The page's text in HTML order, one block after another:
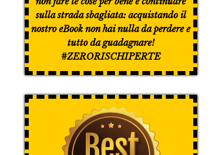
sulla strada sbagliata: acquistando il
nostro eBook non hai nulla da perdere e
tutto da guadagnare!
#ZERORISCHIPERTE